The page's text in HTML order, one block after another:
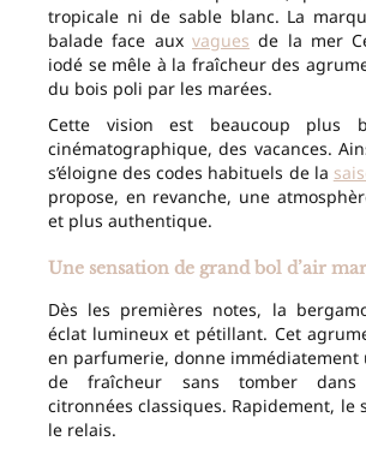
tropicale ni de sable blanc. La
balade face aux vagues de la mer
iodé se mêle à la fraîcheur des
du bois poli par les marées.
Cette vision est beaucoup plus
cinématographique, des vacances.
s’éloigne des codes habituels de la
propose, en revanche, une
et plus authentique.
Une sensation de grand bol d’air
Dès les premières notes, la
éclat lumineux et pétillant. Cet
en parfumerie, donne immédiatement
de fraîcheur sans tomber dans
citronnées classiques. Rapidement, le
le relais.